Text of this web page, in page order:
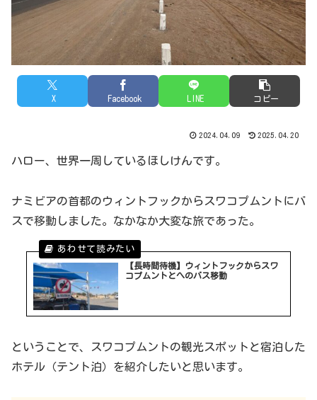
X Facebook LINE コピー
2024.04.09 2025.04.20
ハロー、世界一周しているほしけんです。
ナミビアの首都のウィントフックからスワコプムントにバ
スで移動しました。なかなか大変な旅であった。
【長時間待機】ウィントフックからスワ
コプムントとへのバス移動
ということで、スワコプムントの観光スポットと宿泊した
ホテル（テント泊）を紹介したいと思います。